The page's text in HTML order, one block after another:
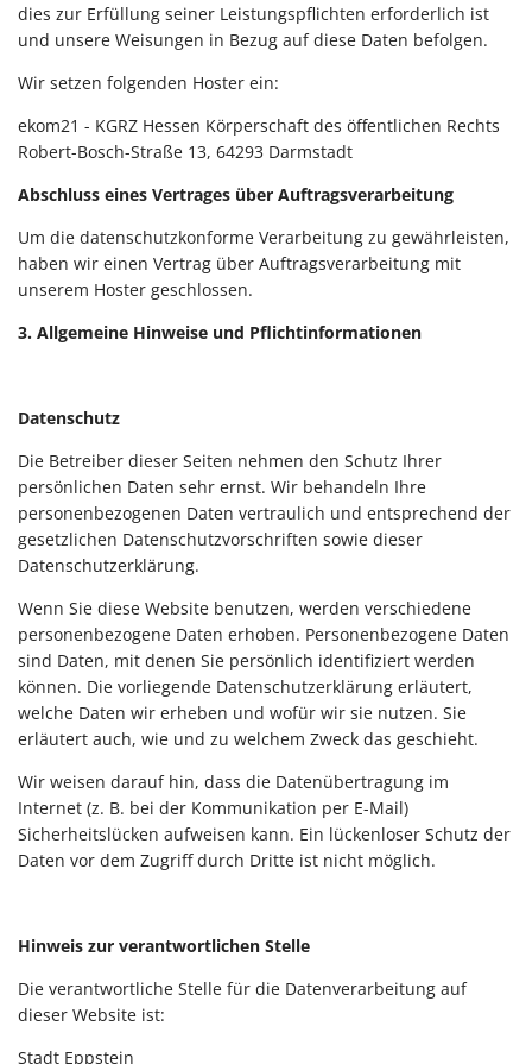
dies zur Erfüllung seiner Leistungspflichten erforderlich ist
und unsere Weisungen in Bezug auf diese Daten befolgen.
Wir setzen folgenden Hoster ein:
ekom21 - KGRZ Hessen Körperschaft des öffentlichen Rechts
Robert-Bosch-Straße 13, 64293 Darmstadt
Abschluss eines Vertrages über Auftragsverarbeitung
Um die datenschutzkonforme Verarbeitung zu gewährleisten,
haben wir einen Vertrag über Auftragsverarbeitung mit
unserem Hoster geschlossen.
3. Allgemeine Hinweise und Pflichtinformationen
Datenschutz
Die Betreiber dieser Seiten nehmen den Schutz Ihrer
persönlichen Daten sehr ernst. Wir behandeln Ihre
personenbezogenen Daten vertraulich und entsprechend der
gesetzlichen Datenschutzvorschriften sowie dieser
Datenschutzerklärung.
Wenn Sie diese Website benutzen, werden verschiedene
personenbezogene Daten erhoben. Personenbezogene Daten
sind Daten, mit denen Sie persönlich identifiziert werden
können. Die vorliegende Datenschutzerklärung erläutert,
welche Daten wir erheben und wofür wir sie nutzen. Sie
erläutert auch, wie und zu welchem Zweck das geschieht.
Wir weisen darauf hin, dass die Datenübertragung im
Internet (z. B. bei der Kommunikation per E-Mail)
Sicherheitslücken aufweisen kann. Ein lückenloser Schutz der
Daten vor dem Zugriff durch Dritte ist nicht möglich.
Hinweis zur verantwortlichen Stelle
Die verantwortliche Stelle für die Datenverarbeitung auf
dieser Website ist:
Stadt Eppstein